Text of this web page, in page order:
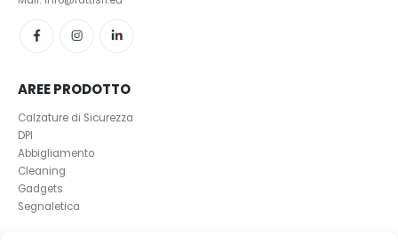
AREE PRODOTTO
Calzature di Sicurezza
DPI
Abbigliamento
Cleaning
Gadgets
Segnaletica